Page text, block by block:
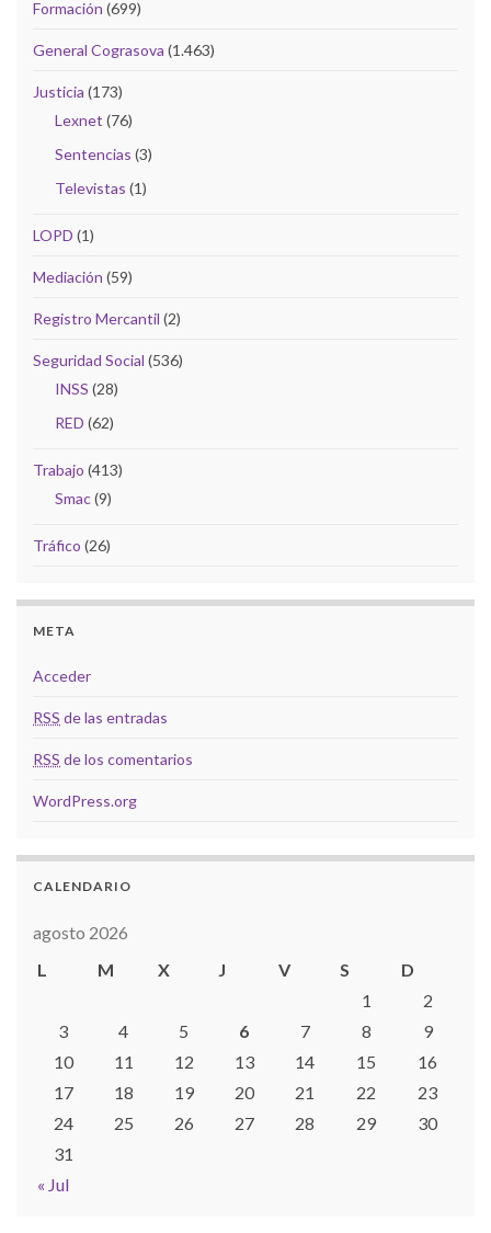
Formación (699)
General Cograsova (1.463)
Justicia (173)
Lexnet (76)
Sentencias (3)
Televistas (1)
LOPD (1)
Mediación (59)
Registro Mercantil (2)
Seguridad Social (536)
INSS (28)
RED (62)
Trabajo (413)
Smac(9)
Tráfico (26)
META
Acceder
RSS de las entradas
RSS de los comentarios
WordPress.org
CALENDARIO
agosto 2026
L
M X J V S D
« Jul
1
2
3
4 5 6 7 8
9
10
11 12 13 14 15
16
17
18 19 20 21 22
23
24
25 26 27 28 29
30
31